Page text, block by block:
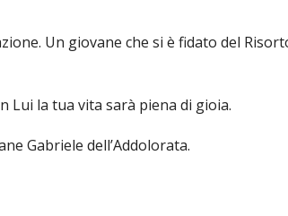
Un giovane che si è fidato del
Lui la tua vita sarà piena di gioia.
Gabriele dell’Addolorata.